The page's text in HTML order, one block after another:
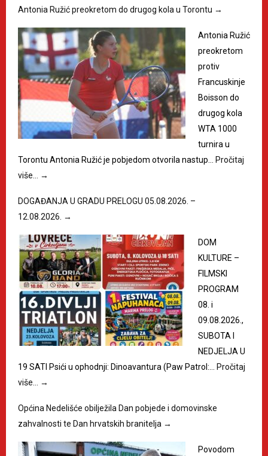
Antonia Ružić preokretom do drugog kola u Torontu →
Antonia Ružić
preokretom
protiv
Francuskinje
Boisson do
drugog kola
WTA 1000
turnira u
Torontu Antonia Ružić je pobjedom otvorila nastup…
Pročitaj
više…
→
DOGAĐANJA U GRADU PRELOGU 05.08.2026. –
12.08.2026. →
DOM
KULTURE –
FILMSKI
PROGRAM
08. i
09.08.2026.,
SUBOTA I
NEDJELJA U
19 SATI Psići u ophodnji: Dinoavantura (Paw Patrol:…
Pročitaj
više…
→
Općina Nedelišće obilježila Dan pobjede i domovinske
zahvalnosti te Dan hrvatskih branitelja →
Povodom